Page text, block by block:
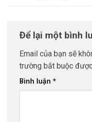
Để lại một bình
Email của bạn sẽ
trường bắt buộc
Bình luận *